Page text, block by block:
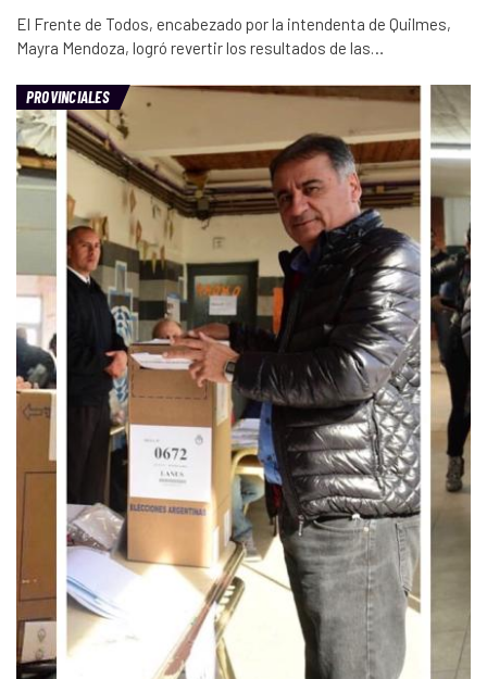
El Frente de Todos, encabezado por la intendenta de Quilmes,
Mayra Mendoza, logró revertir los resultados de las…
PROVINCIALES